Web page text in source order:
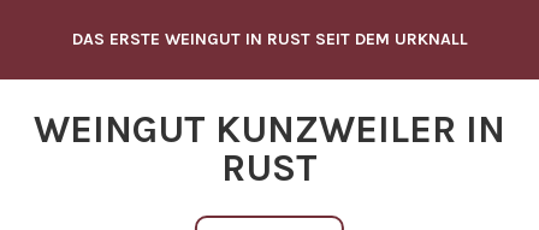
springen
DAS ERSTE WEINGUT IN RUST SEIT DEM URKNALL
WEINGUT KUNZWEILER IN
RUST